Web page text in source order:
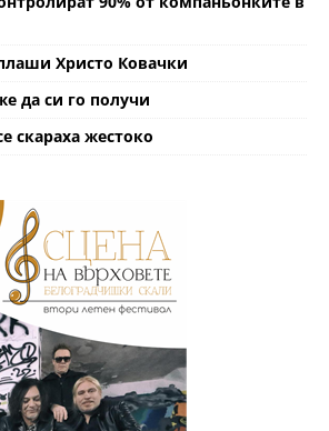
Христо Ковачки
да си го получи
скараха жестоко